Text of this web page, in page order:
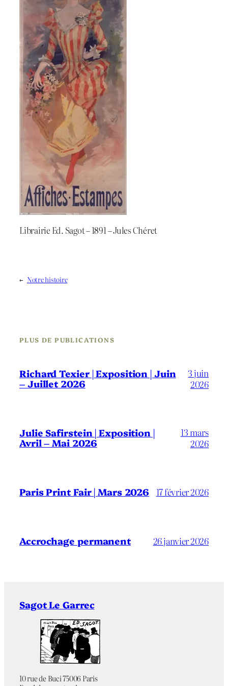
Librairie Ed. Sagot – 1891 – Jules Chéret
← Notre histoire
PLUS DE PUBLICATIONS
Richard Texier | Exposition | Juin
– Juillet 2026
3 juin
2026
Julie Safirstein | Exposition |
Avril – Mai 2026
13 mars
2026
Paris Print Fair | Mars 2026 17 février 2026
Accrochage permanent 26 janvier 2026
Sagot Le Garrec
10 rue de Buci 75006 Paris